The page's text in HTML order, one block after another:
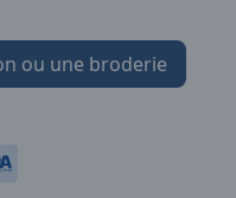
ou une broderie